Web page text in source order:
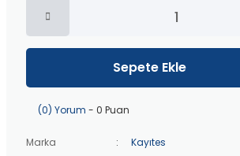
Peşin fiyatına
üzeri ücretsiz kargo!
üzeri ücretsiz kargo!
40 bin TLüzeri özel teklif!
Sepete Ekle
(0) Yorum - 0 Puan
Marka
Kayıtes